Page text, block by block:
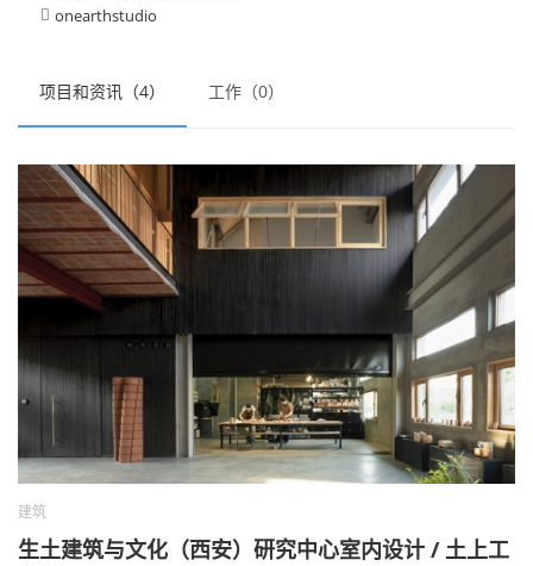
项目和资讯（4） 工作（0）
建筑
生土建筑与文化（西安）研究中心室内设计 / 土上工
 onearthstudio